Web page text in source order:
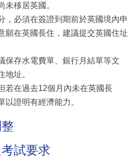
未移居英國。
，必須在簽證到期前於英國境內申
願在英國長住，建議提交英國住址
保存水電費單、銀行月結單等文
地址。
若在過去12個月內未在英國長
以證明有經濟能力。
考試要求